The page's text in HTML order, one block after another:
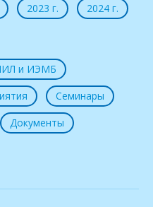
2023 г.
2024 г.
и ИЭМБ
Семинары
Документы